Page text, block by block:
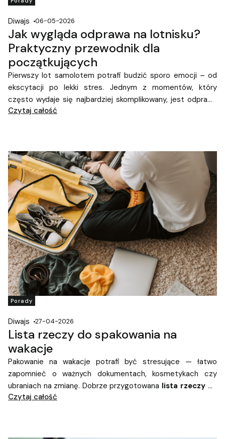
Diwajs 06-05-2026
Jak wygląda odprawa na lotnisku?
Praktyczny przewodnik dla
początkujących
Pierwszy lot samolotem potrafi budzić sporo emocji – od
ekscytacji po lekki stres. Jednym z momentów, który
często wydaje się najbardziej skomplikowany, jest odprawa
na lotnisku. W rzeczywistości to dość uporządkowany
Czytaj całość
Porady
Diwajs 27-04-2026
Lista rzeczy do spakowania na
wakacje
Pakowanie na wakacje potrafi być stresujące — łatwo
zapomnieć o ważnych dokumentach, kosmetykach czy
ubraniach na zmianę. Dobrze przygotowana lista rzeczy na
wakacjepozwoli Ci uniknąć chaosu i sprawi, że wyjazd
Czytaj całość